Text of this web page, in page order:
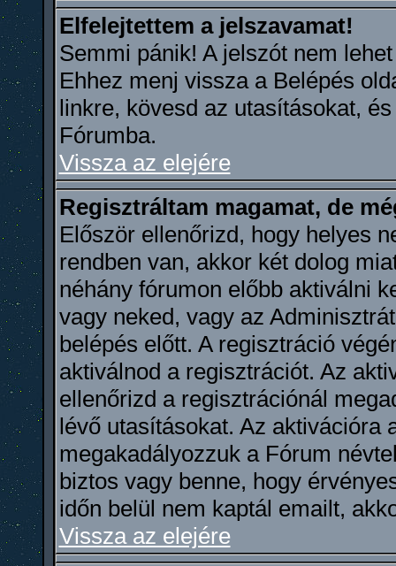
Elfelejtettem a jelszavamat!
Semmi pánik! A jelszót nem
Ehhez menj vissza a Belépés
linkre, kövesd az utasításokat,
Fórumba.
Vissza az elejére
Regisztráltam magamat, de
Először ellenőrizd, hogy helyes
rendben van, akkor két dolog
néhány fórumon előbb aktiválni
vagy neked, vagy az
belépés előtt. A regisztráció
aktiválnod a regisztrációt. Az
ellenőrizd a regisztrációnál
lévő utasításokat. Az aktivációra
megakadályozzuk a Fórum
biztos vagy benne, hogy
időn belül nem kaptál emailt,
Vissza az elejére